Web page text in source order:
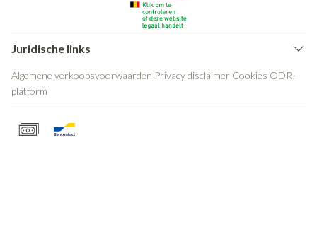
Juridische links
Algemene verkoopsvoorwaarden Privacy disclaimer Cookies ODR-
platform